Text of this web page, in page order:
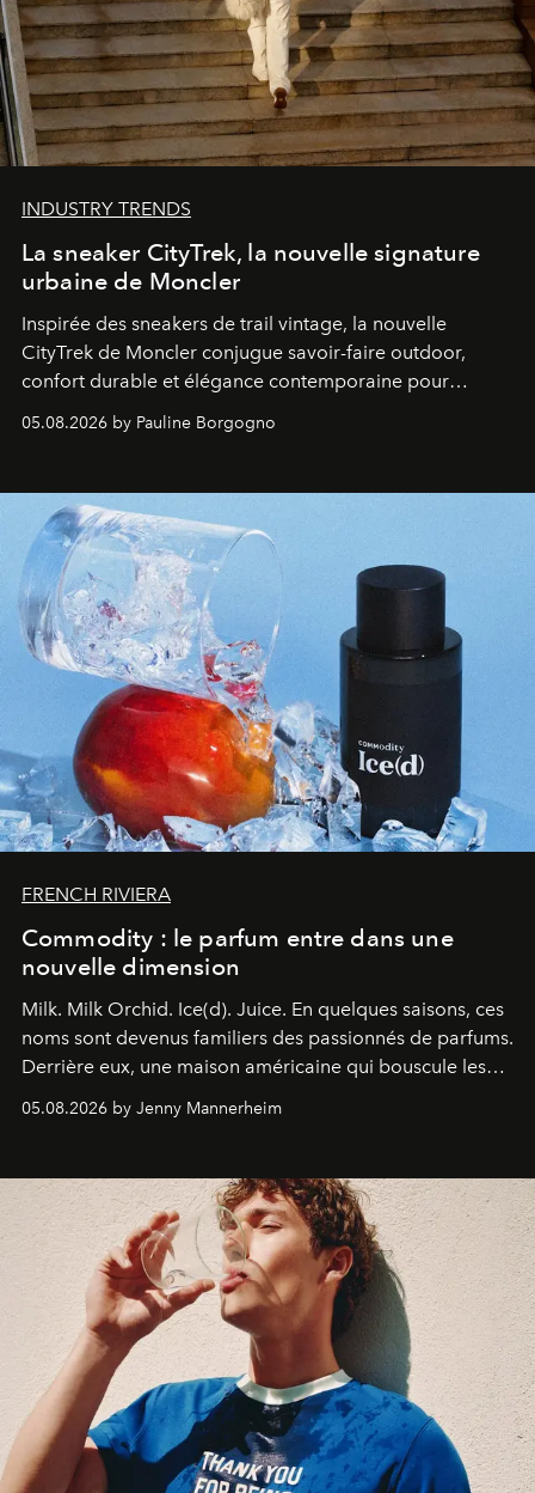
INDUSTRY TRENDS
La sneaker CityTrek, la nouvelle signature
urbaine de Moncler
Inspirée des sneakers de trail vintage, la nouvelle
CityTrek de Moncler conjugue savoir-faire outdoor,
confort durable et élégance contemporaine pour
accompagner les explorations du quotidien.
05.08.2026 by Pauline Borgogno
FRENCH RIVIERA
Commodity : le parfum entre dans une
nouvelle dimension
Milk. Milk Orchid. Ice(d). Juice. En quelques saisons, ces
noms sont devenus familiers des passionnés de parfums.
Derrière eux, une maison américaine qui bouscule les
codes de la parfumerie contemporaine en proposant
une approche aussi intuitive que personnelle :
05.08.2026 by Jenny Mannerheim